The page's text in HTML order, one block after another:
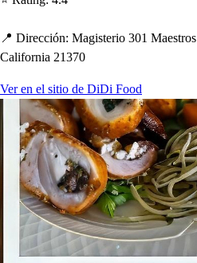
📍 Dirección: Magisterio 301 Maestros
California 21370
Ver en el sitio de DiDi Food